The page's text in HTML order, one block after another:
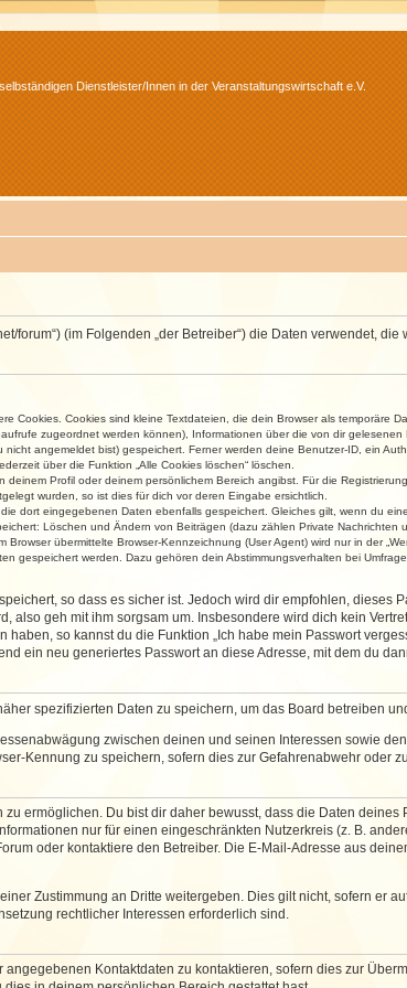
Dienstleister/Innen in der Veranstaltungswirtschaft e.V.
forum“) (im Folgenden „der Betreiber“) die Daten verwendet,
Cookies. Cookies sind kleine Textdateien, die dein Browser als temporäre
zugeordnet werden können), Informationen über die von dir
angemeldet bist) gespeichert. Ferner werden deine Benutzer-ID, ein
über die Funktion „Alle Cookies löschen“ löschen.
Profil oder deinem persönlichem Bereich angibst. Für die
wurden, so ist dies für dich vor deren Eingabe ersichtlich.
dort eingegebenen Daten ebenfalls gespeichert. Gleiches gilt, wenn du
Löschen und Ändern von Beiträgen (dazu zählen Private
übermittelte Browser-Kennzeichnung (User Agent) wird nur in der
gespeichert werden. Dazu gehören dein Abstimmungsverhalten bei
so dass es sicher ist. Jedoch wird dir empfohlen, dieses
also geh mit ihm sorgsam um. Insbesondere wird dich kein
so kannst du die Funktion „Ich habe mein Passwort
ein neu generiertes Passwort an diese Adresse, mit dem du
spezifizierten Daten zu speichern, um das Board betreiben
zwischen deinen und seinen Interessen sowie
Kennung zu speichern, sofern dies zur Gefahrenabwehr oder
ermöglichen. Du bist dir daher bewusst, dass die Daten
nur für einen eingeschränkten Nutzerkreis (z. B.
oder kontaktiere den Betreiber. Die E-Mail-Adresse aus
Zustimmung an Dritte weitergeben. Dies gilt nicht, sofern er
rechtlicher Interessen erforderlich sind.
Kontaktdaten zu kontaktieren, sofern dies zur